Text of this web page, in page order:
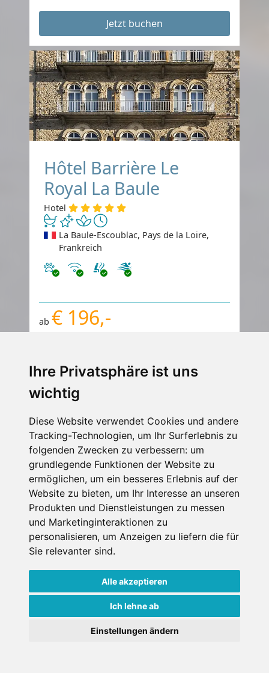
Ihre Privatsphäre ist uns
wichtig
Diese Website verwendet Cookies und andere
Tracking-Technologien, um Ihr Surferlebnis zu
folgenden Zwecken zu verbessern: um
grundlegende Funktionen der Website zu
ermöglichen, um ein besseres Erlebnis auf der
Website zu bieten, um Ihr Interesse an unseren
Produkten und Dienstleistungen zu messen
und Marketinginteraktionen zu
personalisieren, um Anzeigen zu liefern die für
Sie relevanter sind.
Alle akzeptieren
Ich lehne ab
Einstellungen ändern
Jetzt buchen
Hôtel Barrière Le
Royal La Baule
Hotel
La Baule-Escoublac, Pays de la Loire,
Frankreich
Haustiere erlaubt
Internet
ab € 196,-
1 Pers./ Nacht
Le Cristal de Jade
Chamonix, Hochsavoyen, Frankreich